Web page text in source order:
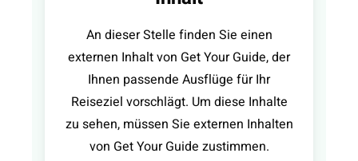
An dieser Stelle finden Sie einen
externen Inhalt von Get Your Guide, der
Ihnen passende Ausflüge für Ihr
Reiseziel vorschlägt. Um diese Inhalte
zu sehen, müssen Sie externen Inhalten
von Get Your Guide zustimmen.